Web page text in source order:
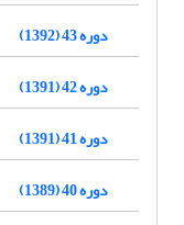
دوره 43 (1392)
دوره 42 (1391)
دوره 41 (1391)
دوره 40 (1389)